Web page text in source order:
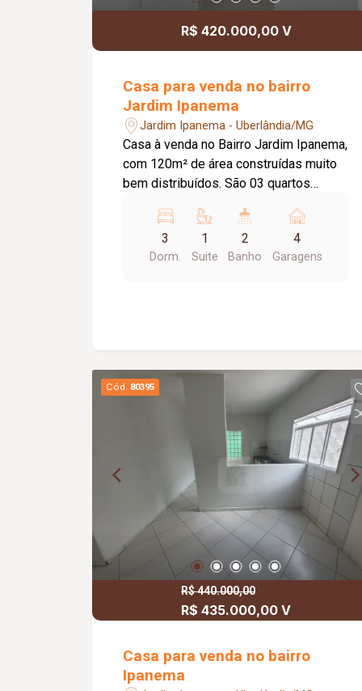
R$ 420.000,00 V
Casa para venda no bairro
Jardim Ipanema
Jardim Ipanema - Uberlândia/MG
Casa à venda no Bairro Jardim Ipanema,
com 120m² de área construídas muito
bem distribuídos. São 03 quartos
jantar. Cozinha. Ambas salas e cozinha
com pé direito duplo. Lavanderia.
Edícula completa. Garagem ampla para
3
Dorm.
1
Suite
2
Banho
4
Garagens
Cód. 80395
R$ 440.000,00
R$ 435.000,00 V
Casa para venda no bairro
Ipanema